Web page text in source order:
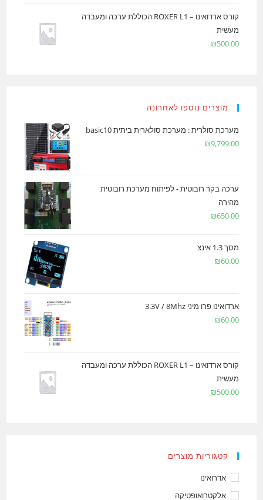
קורס ארדואינו – ROXER L1 הכוללת ערכה ומעבדה
מעשית
₪500.00
מוצרים נוספו לאחרונה
מערכת סולרית : מערכת סולארית ביתית basic10
₪9,799.00
ערכה בקר רובוטית - לפיתוח מערכת רובוטית
מהירה
₪650.00
מסך 1.3 אינצ
₪60.00
ארדואינו פרו מיני 3.3V / 8Mhz
₪60.00
קורס ארדואינו – ROXER L1 הכוללת ערכה ומעבדה
מעשית
₪500.00
קטגוריות מוצרים
אדרואינו
אלקטרואופטיקה